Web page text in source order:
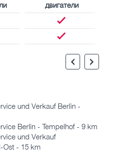
двигатели
und Verkauf Berlin -
Berlin - Tempelhof - 9 km
und Verkauf
Ost - 15 km